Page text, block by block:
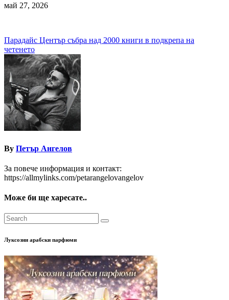
май 27, 2026
Навигация
Парадайс Център събра над 2000 книги в подкрепа на
четенето
By Петър Ангелов
За повече информация и контакт:
https://allmylinks.com/petarangelovangelov
Може би ще харесате..
Луксозни арабски парфюми